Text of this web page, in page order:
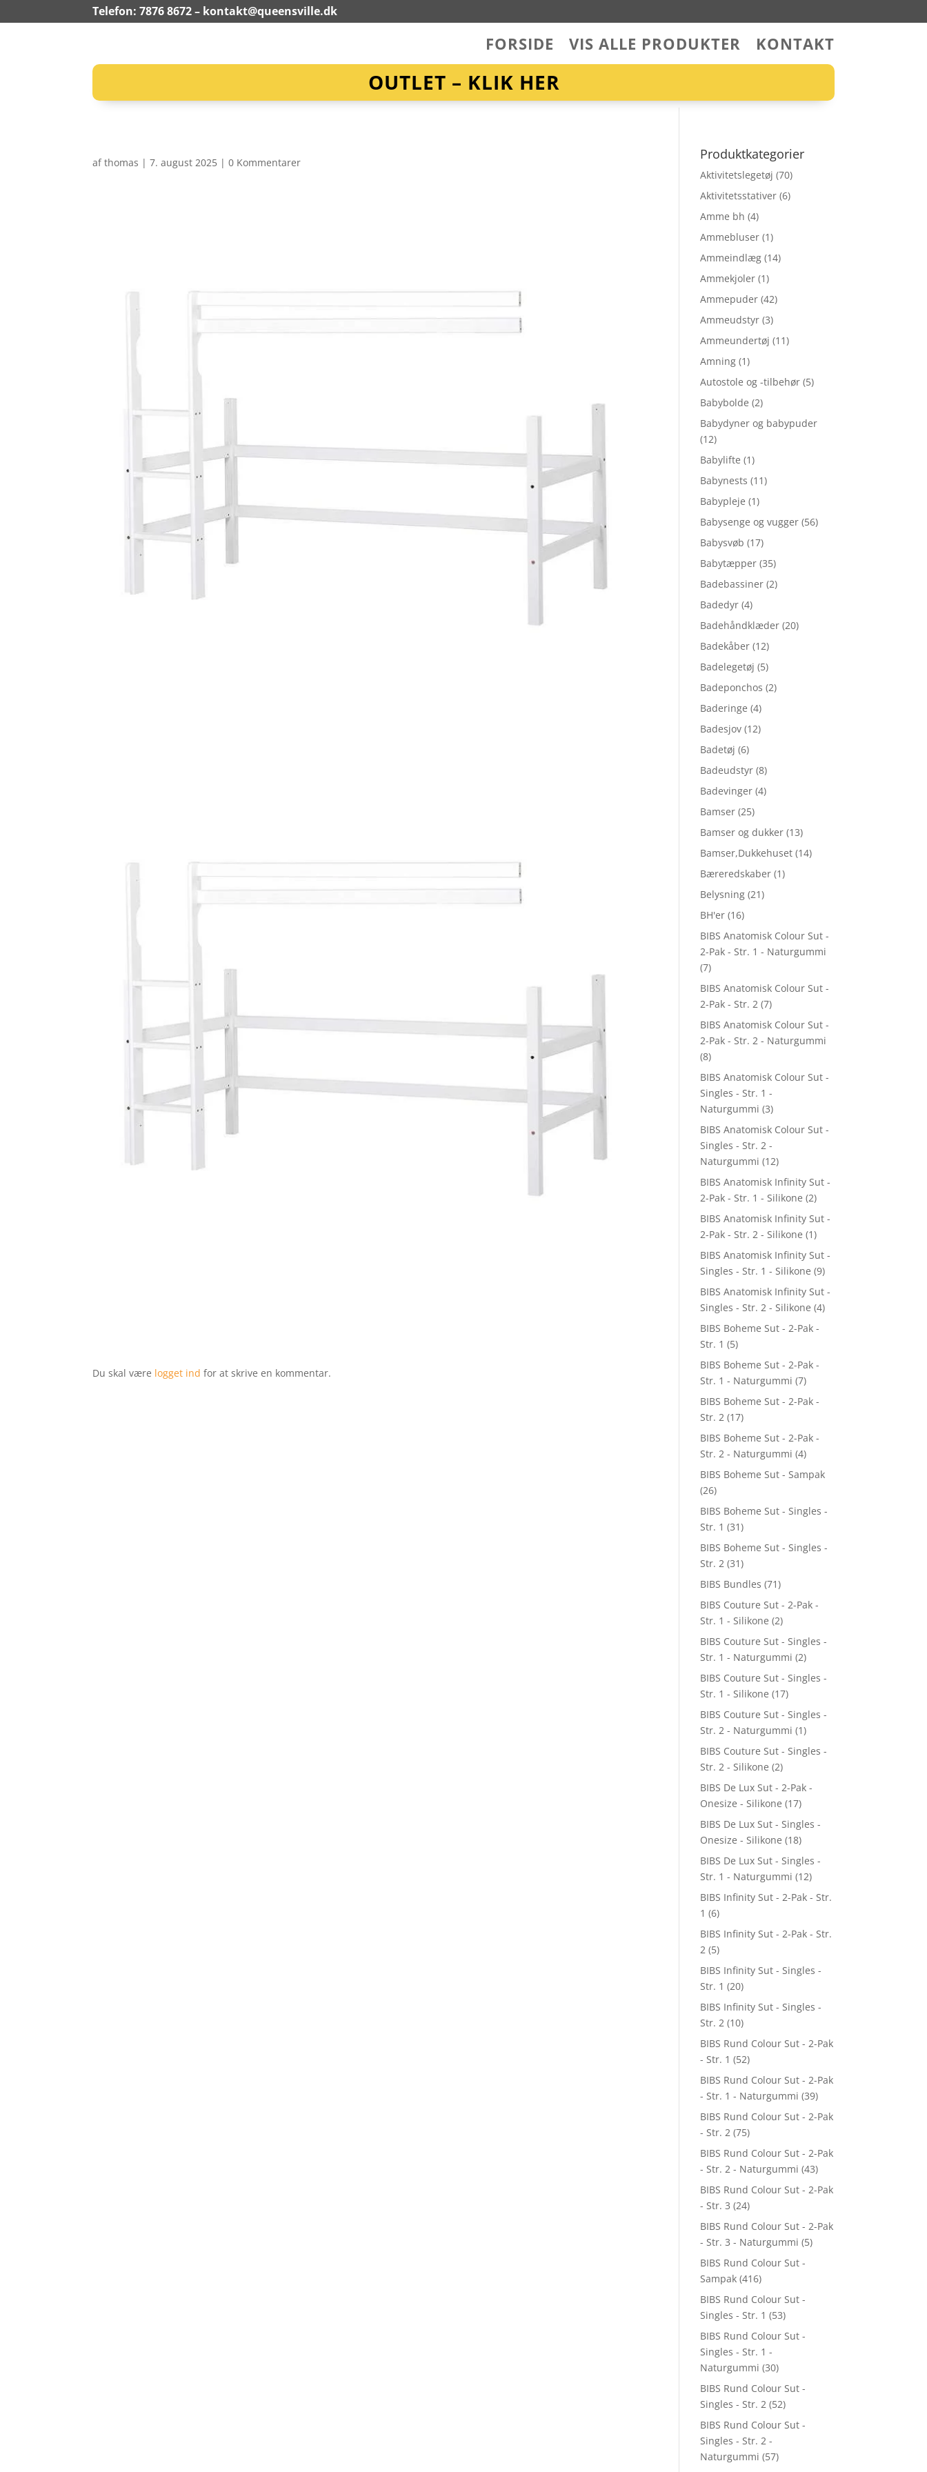
Telefon: 7876 8672 – kontakt@queensville.dk
FORSIDE VIS ALLE PRODUKTER KONTAKT
OUTLET – KLIK HER
afthomas |7. august 2025 |0 Kommentarer
Du skal være logget ind for at skrive en kommentar.
Produktkategorier
Aktivitetslegetøj (70)
Aktivitetsstativer (6)
Amme bh (4)
Ammebluser (1)
Ammeindlæg (14)
Ammekjoler (1)
Ammepuder (42)
Ammeudstyr (3)
Ammeundertøj (11)
Amning (1)
Autostole og -tilbehør (5)
Babybolde (2)
Babydyner og babypuder
(12)
Babylifte (1)
Babynests (11)
Babypleje (1)
Babysenge og vugger (56)
Babysvøb (17)
Babytæpper (35)
Badebassiner (2)
Badedyr (4)
Badehåndklæder (20)
Badekåber (12)
Badelegetøj (5)
Badeponchos (2)
Baderinge (4)
Badesjov (12)
Badetøj (6)
Badeudstyr (8)
Badevinger (4)
Bamser (25)
Bamser og dukker (13)
Bamser,Dukkehuset (14)
Bæreredskaber (1)
Belysning (21)
BH'er (16)
BIBS Anatomisk Colour Sut -
2-Pak - Str. 1 - Naturgummi
(7)
BIBS Anatomisk Colour Sut -
2-Pak - Str. 2 (7)
BIBS Anatomisk Colour Sut -
2-Pak - Str. 2 - Naturgummi
(8)
BIBS Anatomisk Colour Sut -
Singles - Str. 1 -
Naturgummi (3)
BIBS Anatomisk Colour Sut -
Singles - Str. 2 -
Naturgummi (12)
BIBS Anatomisk Infinity Sut -
2-Pak - Str. 1 - Silikone (2)
BIBS Anatomisk Infinity Sut -
2-Pak - Str. 2 - Silikone (1)
BIBS Anatomisk Infinity Sut -
Singles - Str. 1 - Silikone (9)
BIBS Anatomisk Infinity Sut -
Singles - Str. 2 - Silikone (4)
BIBS Boheme Sut - 2-Pak -
Str. 1 (5)
BIBS Boheme Sut - 2-Pak -
Str. 1 - Naturgummi (7)
BIBS Boheme Sut - 2-Pak -
Str. 2 (17)
BIBS Boheme Sut - 2-Pak -
Str. 2 - Naturgummi (4)
BIBS Boheme Sut - Sampak
(26)
BIBS Boheme Sut - Singles -
Str. 1 (31)
BIBS Boheme Sut - Singles -
Str. 2 (31)
BIBS Bundles (71)
BIBS Couture Sut - 2-Pak -
Str. 1 - Silikone (2)
BIBS Couture Sut - Singles -
Str. 1 - Naturgummi (2)
BIBS Couture Sut - Singles -
Str. 1 - Silikone (17)
BIBS Couture Sut - Singles -
Str. 2 - Naturgummi (1)
BIBS Couture Sut - Singles -
Str. 2 - Silikone (2)
BIBS De Lux Sut - 2-Pak -
Onesize - Silikone (17)
BIBS De Lux Sut - Singles -
Onesize - Silikone (18)
BIBS De Lux Sut - Singles -
Str. 1 - Naturgummi (12)
BIBS Infinity Sut - 2-Pak - Str.
1 (6)
BIBS Infinity Sut - 2-Pak - Str.
2 (5)
BIBS Infinity Sut - Singles -
Str. 1 (20)
BIBS Infinity Sut - Singles -
Str. 2 (10)
BIBS Rund Colour Sut - 2-Pak
- Str. 1 (52)
BIBS Rund Colour Sut - 2-Pak
- Str. 1 - Naturgummi (39)
BIBS Rund Colour Sut - 2-Pak
- Str. 2 (75)
BIBS Rund Colour Sut - 2-Pak
- Str. 2 - Naturgummi (43)
BIBS Rund Colour Sut - 2-Pak
- Str. 3 (24)
BIBS Rund Colour Sut - 2-Pak
- Str. 3 - Naturgummi (5)
BIBS Rund Colour Sut -
Sampak (416)
BIBS Rund Colour Sut -
Singles - Str. 1 (53)
BIBS Rund Colour Sut -
Singles - Str. 1 -
Naturgummi (30)
BIBS Rund Colour Sut -
Singles - Str. 2 (52)
BIBS Rund Colour Sut -
Singles - Str. 2 -
Naturgummi (57)